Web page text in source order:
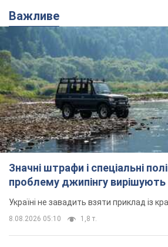
Важливе
Значні штрафи і спеціальні
проблему джипінгу
Україні не завадить взяти приклад із
8.08.2026 05:10 1,8 т.